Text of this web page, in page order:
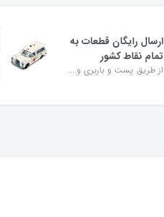
ارسال رایگان قطعات به
تمام نقاط کشور
از طریق پست و باربری و....